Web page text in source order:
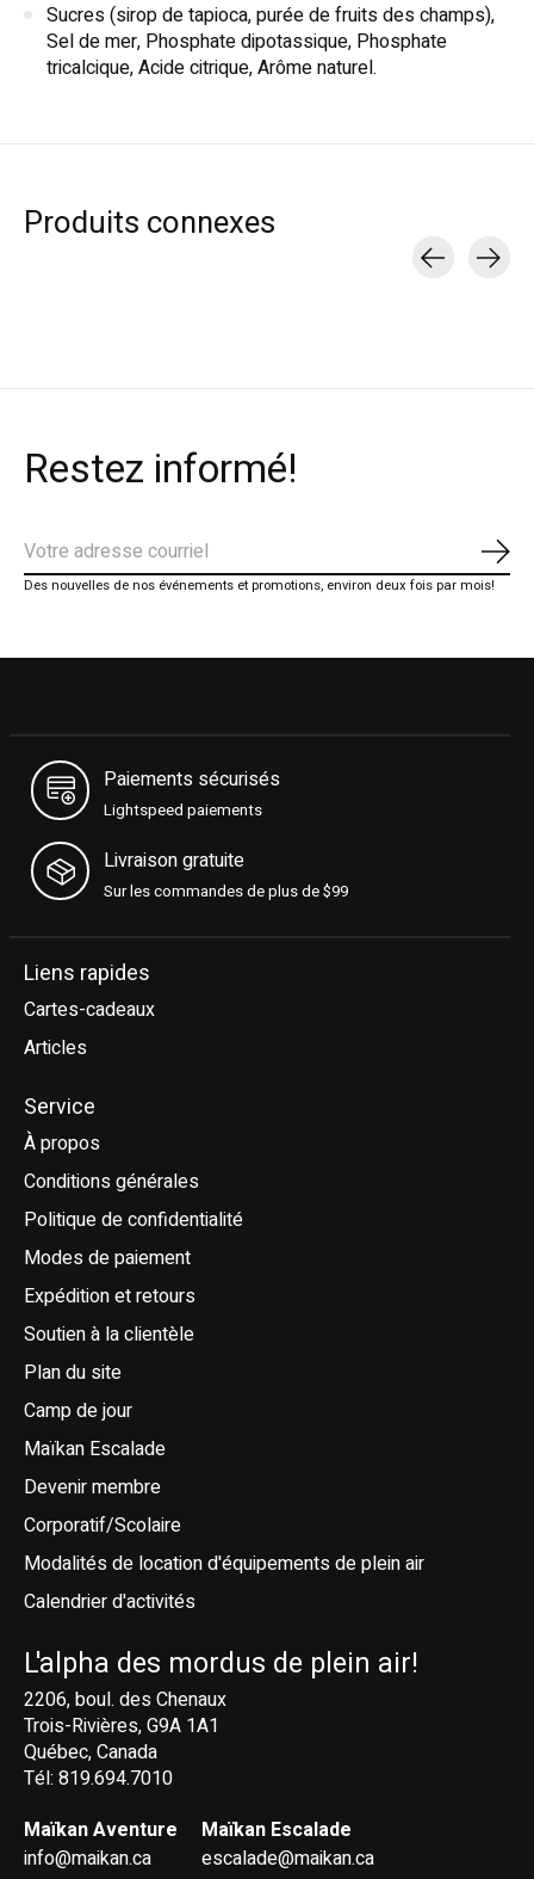
Sucres (sirop de tapioca, purée de fruits des champs),
Sel de mer, Phosphate dipotassique, Phosphate
tricalcique, Acide citrique, Arôme naturel.
Produits connexes
Restez informé!
Des nouvelles de nos événements et promotions, environ deux fois par mois!
Paiements sécurisés
Lightspeed paiements
Livraison gratuite
Sur les commandes de plus de $99
Liens rapides
Cartes-cadeaux
Articles
Service
À propos
Conditions générales
Politique de confidentialité
Modes de paiement
Expédition et retours
Soutien à la clientèle
Plan du site
Camp de jour
Maïkan Escalade
Devenir membre
Corporatif/Scolaire
Modalités de location d'équipements de plein air
Calendrier d'activités
L'alpha des mordus de plein air!
2206, boul. des Chenaux
Trois-Rivières, G9A 1A1
Québec, Canada
Tél: 819.694.7010
Maïkan Aventure
info@maikan.ca
Maïkan Escalade
escalade@maikan.ca